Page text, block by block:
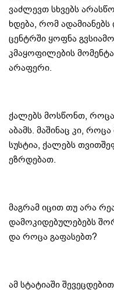
ვაძლევთ სხვებს
ხდება, რომ
ცენტრში ყოფნა
კმაყოფილების
არაფერი.
ქალებს მოსწონთ,
აბამს. მაშინაც კი,
სუსტია, ქალებს
ეზრდებათ.
მაგრამ იცით თუ არა
დამოკიდებულებებს
და როცა გაფასებთ?
ამ სტატიაში